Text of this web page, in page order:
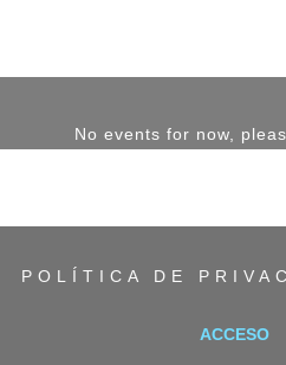
No events for now,
POLÍTICA DE
ACCESO